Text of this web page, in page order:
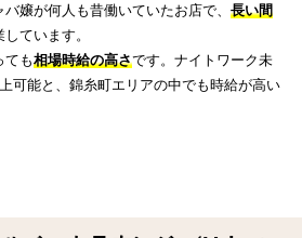
嬢が何人も昔働いていたお店で、 長い間
ています。
ても相場時給の高さです。ナイトワーク未
可能と、錦糸町エリアの中でも時給が高い